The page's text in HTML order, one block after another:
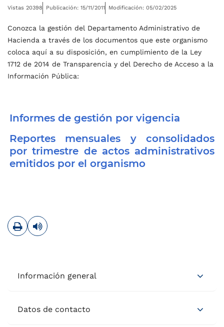
Vistas 20398 Publicación: 15/11/2011 Modificación: 05/02/2025
Conozca la gestión del Departamento Administrativo de
Hacienda a través de los documentos que este organismo
coloca aquí a su disposición, en cumplimiento de la Ley
1712 de 2014 de Transparencia y del Derecho de Acceso a la
Información Pública:
Informes de gestión por vigencia
Reportes mensuales y consolidados
por trimestre de actos administrativos
emitidos por el organismo
ImprimirLeer contenido
Información general
Datos de contacto